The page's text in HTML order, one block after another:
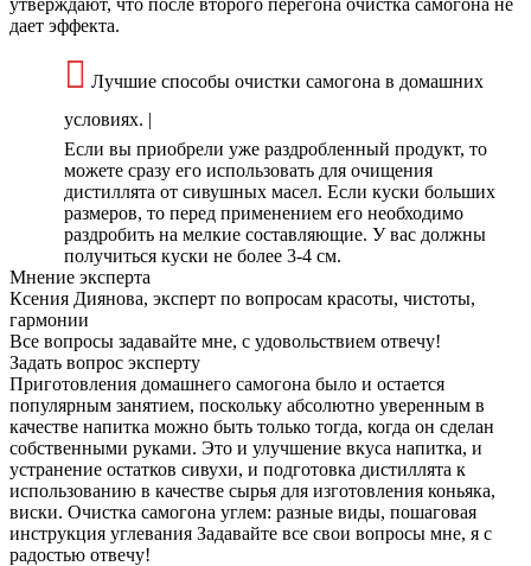
утверждают, что после второго перегона очистка самогона не
дает эффекта.
Лучшие способы очистки самогона в домашних
условиях. |
Если вы приобрели уже раздробленный продукт, то
можете сразу его использовать для очищения
дистиллята от сивушных масел. Если куски больших
размеров, то перед применением его необходимо
раздробить на мелкие составляющие. У вас должны
получиться куски не более 3-4 см.
Мнение эксперта
Ксения Диянова, эксперт по вопросам красоты, чистоты,
гармонии
Все вопросы задавайте мне, с удовольствием отвечу!
Задать вопрос эксперту
Приготовления домашнего самогона было и остается
популярным занятием, поскольку абсолютно уверенным в
качестве напитка можно быть только тогда, когда он сделан
собственными руками. Это и улучшение вкуса напитка, и
устранение остатков сивухи, и подготовка дистиллята к
использованию в качестве сырья для изготовления коньяка,
виски. Очистка самогона углем: разные виды, пошаговая
инструкция углевания Задавайте все свои вопросы мне, я с
радостью отвечу!